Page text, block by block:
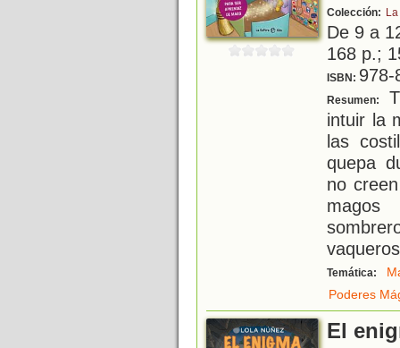
Colección:
De 9 a
168 p.;
ISBN: 978-
Resumen:
intuir la
las
quepa
no
Temática:
Poderes
El